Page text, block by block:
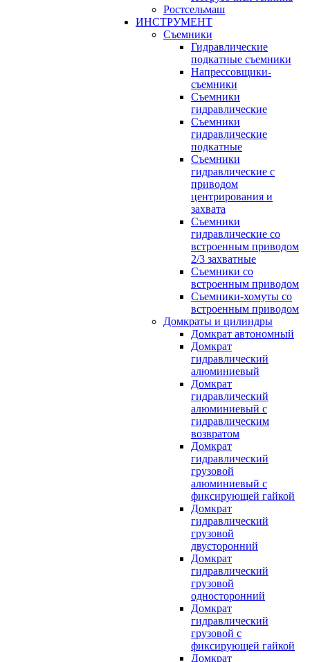
Ростсельмаш
ИНСТРУМЕНТ
Съемники
Гидравлические
подкатные съемники
Напрессовщики-
съемники
Съемники
гидравлические
Съемники
гидравлические
подкатные
Съемники
гидравлические с
приводом
центрирования и
захвата
Съемники
гидравлические со
встроенным приводом
2/3 захватные
Съемники со
встроенным приводом
Съемники-хомуты со
встроенным приводом
Домкраты и цилиндры
Домкрат автономный
Домкрат
гидравлический
алюминиевый
Домкрат
гидравлический
алюминиевый с
гидравлическим
возвратом
Домкрат
гидравлический
грузовой
алюминиевый с
фиксирующей гайкой
Домкрат
гидравлический
грузовой
двусторонний
Домкрат
гидравлический
грузовой
односторонний
Домкрат
гидравлический
грузовой с
фиксирующей гайкой
Домкрат